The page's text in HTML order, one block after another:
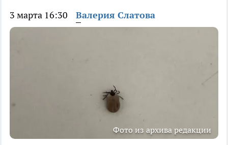
3 марта 16:30 Валерия Слатова
Фото из архива редакции